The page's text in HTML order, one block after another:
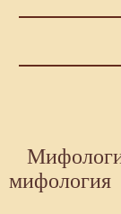
мифология